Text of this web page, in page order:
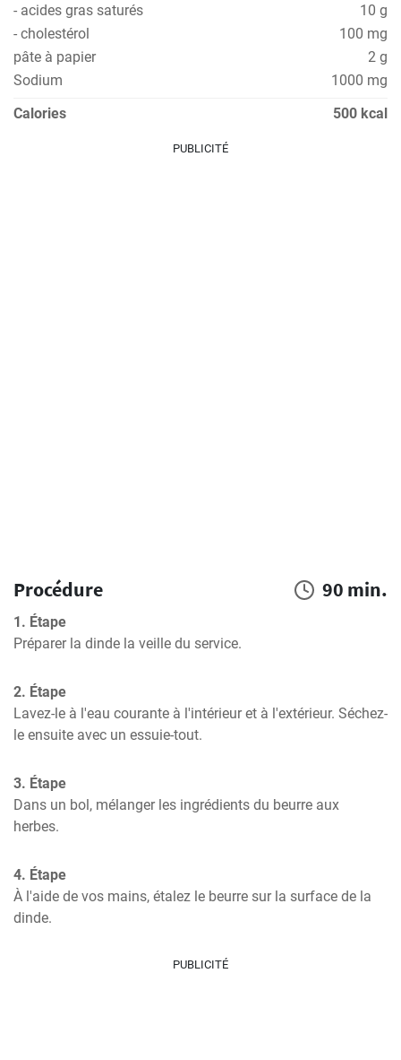
- acides gras saturés
10 g
- cholestérol
100 mg
pâte à papier
2 g
Sodium
1000 mg
Calories
500 kcal
PUBLICITÉ
Procédure 90 min.
1. Étape
Préparer la dinde la veille du service.
2. Étape
Lavez-le à l'eau courante à l'intérieur et à l'extérieur. Séchez-
le ensuite avec un essuie-tout.
3. Étape
Dans un bol, mélanger les ingrédients du beurre aux
herbes.
4. Étape
À l'aide de vos mains, étalez le beurre sur la surface de la
dinde.
PUBLICITÉ